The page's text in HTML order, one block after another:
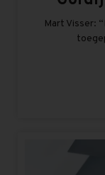
Mart Visser: